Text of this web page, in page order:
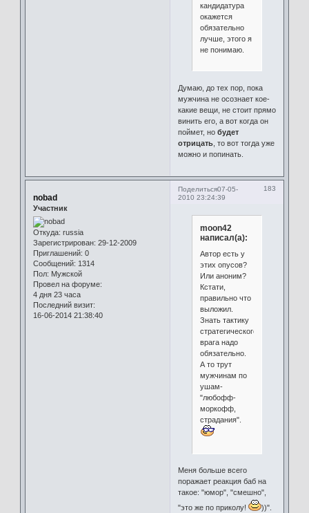
кандидатура
окажется
обязательно
лучше, этого я
не понимаю.
Думаю, до тех пор, пока
мужчина не осознает кое-
какие вещи, не стоит прямо
винить его, а вот когда он
поймет, но будет
отрицать, то вот тогда уже
можно и попинать.
Поделиться 183
07-05-
2010 23:24:39
nobad
Участник
Откуда: russia
Зарегистрирован: 29-12-2009
Приглашений: 0
Сообщений: 1314
Пол: Мужской
Провел на форуме:
4 дня 23 часа
Последний визит:
16-06-2014 21:38:40
moon42
написал(а):
Автор есть у
этих опусов?
Или аноним?
Кстати,
правильно что
выложил.
Знать тактику
стратегического
врага надо
обязательно.
А то трут
мужчинам по
ушам-
"любофф-
моркофф,
страдания".
Меня больше всего
поражает реакция баб на
такое: "юмор", "смешно",
"это же по приколу!
))".